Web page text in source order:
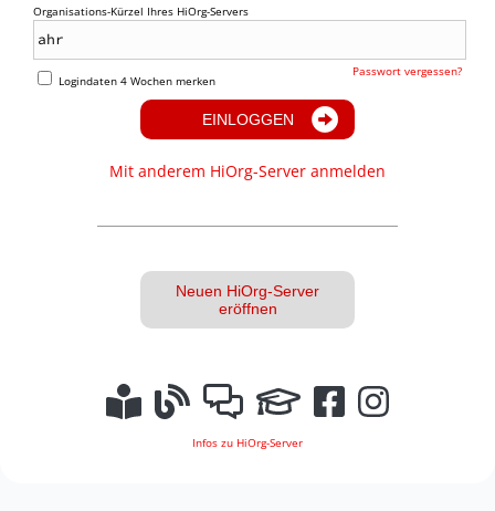
Organisations-Kürzel Ihres HiOrg-Servers
Logindaten 4 Wochen merken
Passwort vergessen?
EINLOGGEN
Mit anderem HiOrg-Server anmelden
Neuen HiOrg-Server
eröffnen
Infos zu HiOrg-Server